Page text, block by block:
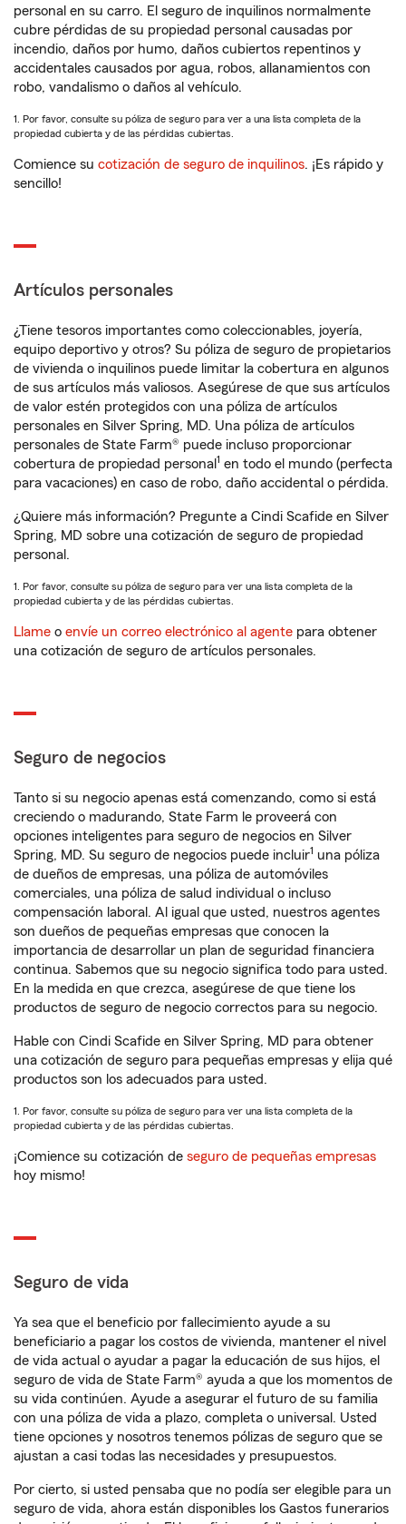
personal en su carro. El seguro de inquilinos normalmente
cubre pérdidas de su propiedad personal causadas por
incendio, daños por humo, daños cubiertos repentinos y
accidentales causados por agua, robos, allanamientos con
robo, vandalismo o daños al vehículo.
1. Por favor, consulte su póliza de seguro para ver a una lista completa de la
propiedad cubierta y de las pérdidas cubiertas.
Comience su cotización de seguro de inquilinos. ¡Es rápido y
sencillo!
Artículos personales
¿Tiene tesoros importantes como coleccionables, joyería,
equipo deportivo y otros? Su póliza de seguro de propietarios
de vivienda o inquilinos puede limitar la cobertura en algunos
de sus artículos más valiosos. Asegúrese de que sus artículos
de valor estén protegidos con una póliza de artículos
personales en Silver Spring, MD. Una póliza de artículos
personales de State Farm® puede incluso proporcionar
cobertura de propiedad personal 1 en todo el mundo (perfecta
para vacaciones) en caso de robo, daño accidental o pérdida.
¿Quiere más información? Pregunte a Cindi Scafide en Silver
Spring, MD sobre una cotización de seguro de propiedad
personal.
1. Por favor, consulte su póliza de seguro para ver una lista completa de la
propiedad cubierta y de las pérdidas cubiertas.
Llame o envíe un correo electrónico al agente para obtener
una cotización de seguro de artículos personales.
Seguro de negocios
Tanto si su negocio apenas está comenzando, como si está
creciendo o madurando, State Farm le proveerá con
opciones inteligentes para seguro de negocios en Silver
Spring, MD. Su seguro de negocios puede incluir1 una póliza
de dueños de empresas, una póliza de automóviles
comerciales, una póliza de salud individual o incluso
compensación laboral. Al igual que usted, nuestros agentes
son dueños de pequeñas empresas que conocen la
importancia de desarrollar un plan de seguridad financiera
continua. Sabemos que su negocio significa todo para usted.
En la medida en que crezca, asegúrese de que tiene los
productos de seguro de negocio correctos para su negocio.
Hable con Cindi Scafide en Silver Spring, MD para obtener
una cotización de seguro para pequeñas empresas y elija qué
productos son los adecuados para usted.
1. Por favor, consulte su póliza de seguro para ver una lista completa de la
propiedad cubierta y de las pérdidas cubiertas.
¡Comience su cotización de seguro de pequeñas empresas
hoy mismo!
Seguro de vida
Ya sea que el beneficio por fallecimiento ayude a su
beneficiario a pagar los costos de vivienda, mantener el nivel
de vida actual o ayudar a pagar la educación de sus hijos, el
seguro de vida de State Farm® ayuda a que los momentos de
su vida continúen. Ayude a asegurar el futuro de su familia
con una póliza de vida a plazo, completa o universal. Usted
tiene opciones y nosotros tenemos pólizas de seguro que se
ajustan a casi todas las necesidades y presupuestos.
Por cierto, si usted pensaba que no podía ser elegible para un
seguro de vida, ahora están disponibles los Gastos funerarios